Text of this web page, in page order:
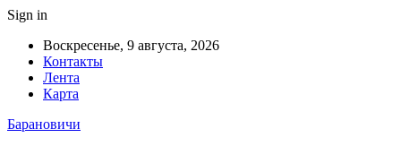
Sign in
Воскресенье, 9 августа, 2026
Контакты
Лента
Карта
Барановичи